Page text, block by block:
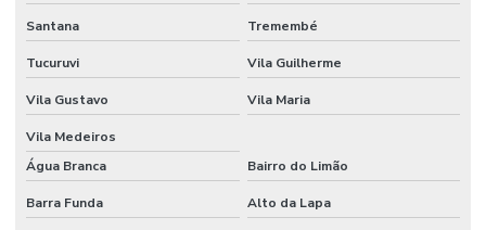
Santana Tremembé
Tucuruvi Vila Guilherme
Vila Gustavo Vila Maria
Vila Medeiros
Água Branca
Bairro do Limão
Barra Funda Alto da Lapa